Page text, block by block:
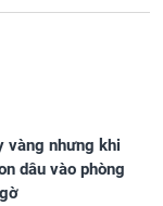
vàng nhưng khi
dâu vào phòng